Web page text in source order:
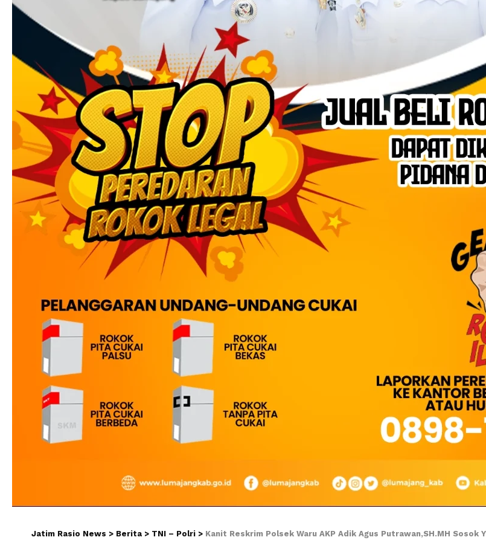
Jatim Rasio News > Berita > TNI – Polri > Kanit Reskrim Polsek Waru AKP Adik Agus Putrawan,SH.MH